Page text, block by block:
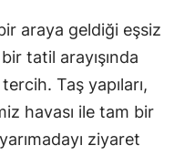
araya geldiği eşsiz
tatil arayışında
Taş yapıları,
havası ile tam bir
ziyaret